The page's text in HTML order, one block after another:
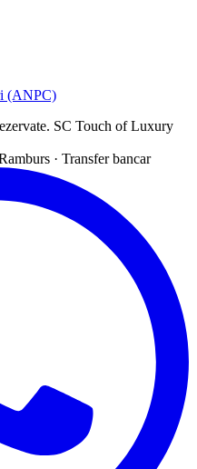
(ANPC)
SC Touch of Luxury
· Transfer bancar